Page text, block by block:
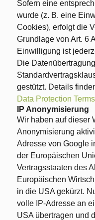
Sofern eine
wurde (z. B. eine
Cookies), erfolgt die
Grundlage von Art. 6
Einwilligung ist
Die
gestützt. Details
Data Protection Terms
IP Anonymisierung
Wir haben auf dieser
Anonymisierung
Adresse von Google
der Europäischen
Vertragsstaaten des
Europäischen
in die USA gekürzt.
volle IP-Adresse an
USA übertragen und